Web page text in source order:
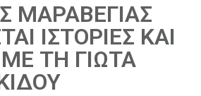
ΜΑΡΑΒΕΓΙΑΣ
ΙΣΤΟΡΙΕΣ ΚΑΙ
ΤΗ ΓΙΩΤΑ